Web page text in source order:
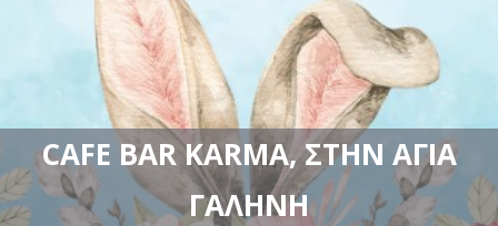
CAFE BAR KARMA, ΣΤΗΝ ΑΓΊΑ
ΓΑΛΉΝΗ